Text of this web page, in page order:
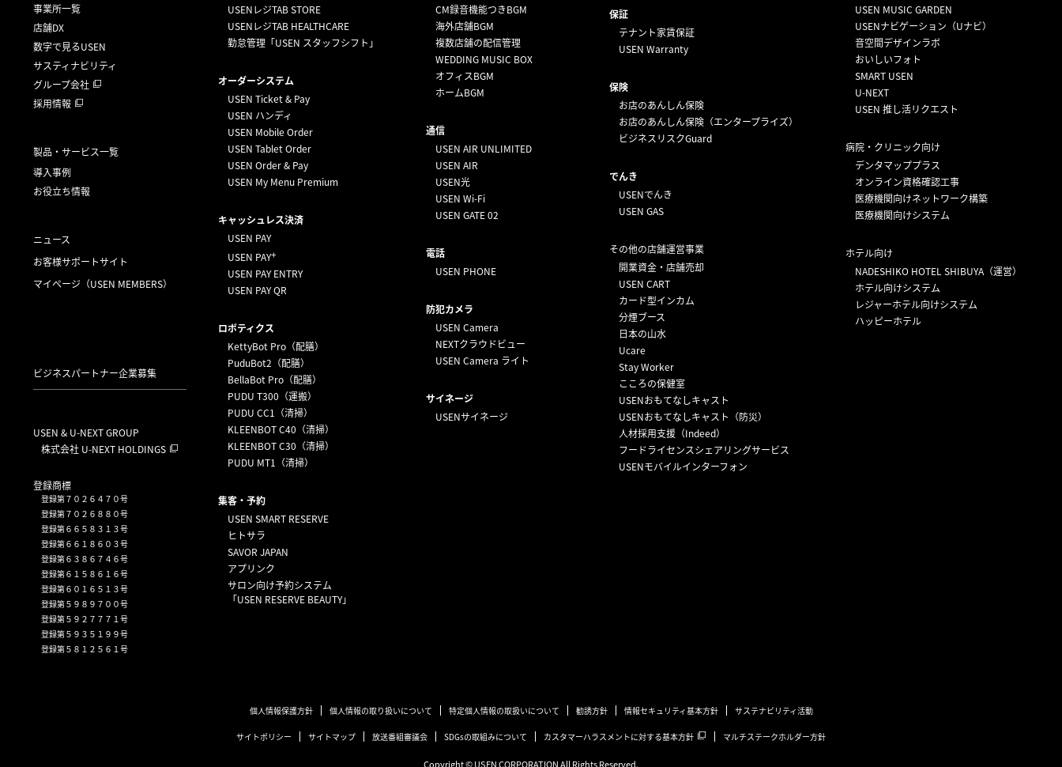
事業所一覧
店舗DX
数字で見るUSEN
サスティナビリティ
グループ会社
採用情報
製品・サービス一覧
導入事例
お役立ち情報
ニュース
お客様サポートサイト
マイページ （USEN MEMBERS）
ビジネスパートナー企業募集
USEN & U-NEXT GROUP
株式会社 U-NEXT HOLDINGS
登録商標
登録第７０２６４７０号
登録第７０２６８８０号
登録第６６５８３１３号
登録第６６１８６０３号
登録第６３８６７４６号
登録第６１５８６１６号
登録第６０１６５１３号
登録第５９８９７００号
登録第５９２７７７１号
登録第５９３５１９９号
登録第５８１２５６１号
USENレジTAB STORE
USENレジTAB HEALTHCARE
勤怠管理「USEN スタッフシフト」
オーダーシステム
USEN Ticket & Pay
USEN ハンディ
USEN Mobile Order
USEN Tablet Order
USEN Order & Pay
USEN My Menu Premium
キャッシュレス決済
USEN PAY
USEN PAY+
USEN PAY ENTRY
USEN PAY QR
ロボティクス
KettyBot Pro（配膳）
PuduBot2（配膳）
BellaBot Pro（配膳）
PUDU T300（運搬）
PUDU CC1（清掃）
KLEENBOT C40（清掃）
KLEENBOT C30（清掃）
PUDU MT1（清掃）
集客・予約
USEN SMART RESERVE
ヒトサラ
SAVOR JAPAN
アプリンク
サロン向け予約システム
「USEN RESERVE BEAUTY」
CM録音機能つきBGM
海外店舗BGM
複数店舗の配信管理
WEDDING MUSIC BOX
オフィスBGM
ホームBGM
通信
USEN AIR UNLIMITED
USEN AIR
USEN光
USEN Wi-Fi
USEN GATE 02
電話
USEN PHONE
防犯カメラ
USEN Camera
NEXTクラウドビュー
USEN Camera ライト
サイネージ
USENサイネージ
保証
テナント家賃保証
USEN Warranty
保険
お店のあんしん保険
お店のあんしん保険（エンタープライズ）
ビジネスリスクGuard
でんき
USENでんき
USEN GAS
その他の店舗運営事業
開業資金・店舗売却
USEN CART
カード型インカム
分煙ブース
日本の山水
Ucare
Stay Worker
こころの保健室
USENおもてなしキャスト
USENおもてなしキャスト（防災）
人材採用支援（Indeed）
フードライセンスシェアリングサービス
USENモバイルインターフォン
USEN MUSIC GARDEN
USENナビゲーション（Uナビ）
音空間デザインラボ
おいしいフォト
SMART USEN
U-NEXT
USEN 推し活リクエスト
病院・クリニック向け
デンタマッププラス
オンライン資格確認工事
医療機関向けネットワーク構築
医療機関向けシステム
ホテル向け
NADESHIKO HOTEL SHIBUYA（運営）
ホテル向けシステム
レジャーホテル向けシステム
ハッピーホテル
個人情報保護方針 個人情報の取り扱いについて 特定個人情報の取扱いについて 勧誘方針 情報セキュリティ基本方針 サステナビリティ活動
サイトポリシー サイトマップ 放送番組審議会 SDGsの取組みについて カスタマーハラスメントに対する基本方針 マルチステークホルダー方針
Copyright © USEN CORPORATION All Rights Reserved.